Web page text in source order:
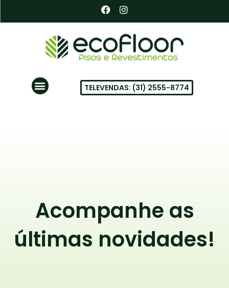
F
a
c
b
o
o
I
n
s
t
a
r
m
Menu
TELEVENDAS: (31) 2555-8774
Acompanhe as
últimas novidades!